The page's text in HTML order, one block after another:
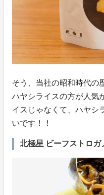
そう、当社の昭和時代の
ハヤシライスの方が人気
イスじゃなくて、ハヤシ
いです！！
北極星 ビーフストロガ